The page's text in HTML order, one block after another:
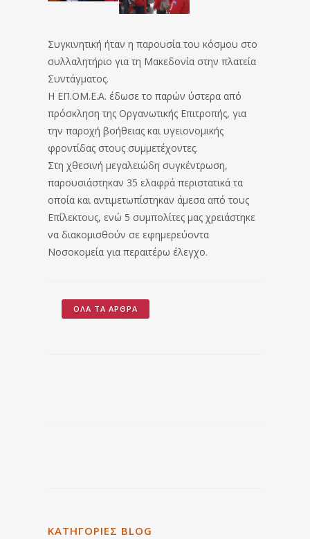
Συγκινητική ήταν η παρουσία του κόσμου στο
συλλαλητήριο για τη Μακεδονία στην πλατεία
Συντάγματος.
Η ΕΠ.ΟΜ.Ε.Α. έδωσε το παρών ύστερα από
πρόσκληση της Οργανωτικής Επιτροπής, για
την παροχή βοήθειας και υγειονομικής
φροντίδας στους συμμετέχοντες.
Στη χθεσινή μεγαλειώδη συγκέντρωση,
παρουσιάστηκαν 35 ελαφρά περιστατικά τα
οποία και αντιμετωπίστηκαν άμεσα από τους
Επίλεκτους, ενώ 5 συμπολίτες μας χρειάστηκε
να διακομισθούν σε εφημερεύοντα
Νοσοκομεία για περαιτέρω έλεγχο.
ΌΛΑ ΤΑ ΆΡΘΡΑ
ΚΑΤΗΓΟΡΙΕΣ BLOG